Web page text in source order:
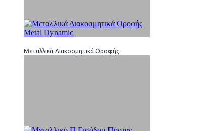
Μεταλλικά Διακοσμητικά Οροφής